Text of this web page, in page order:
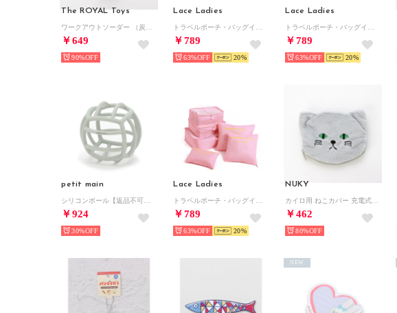
The ROYAL Toys
￥649
90%
Lace Ladies
￥789
63% 20
Lace Ladies
￥789
63% 20
petit main
￥924
30%
Lace Ladies
￥789
63% 20
NUKY
￥462
80%
NEW